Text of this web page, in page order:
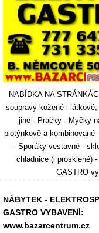
NABÍDKA NA
soupravy kožené i
jiné - Pračky - Myčky
plotýnkově a
- Sporáky vestavné -
chladnice (i prosklené)
GASTRO
NÁBYTEK -
GASTRO VYBAVENÍ:
www.bazarcentrum.cz